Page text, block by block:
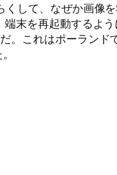
して、なぜか画像
末を再起動するよ
。これはポーランド